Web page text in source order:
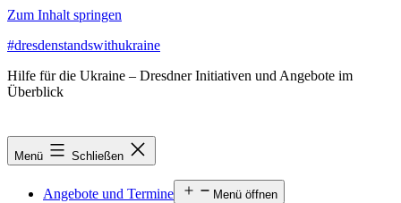
Zum Inhalt springen
#dresdenstandswithukraine
Hilfe für die Ukraine – Dresdner Initiativen und Angebote im
Überblick
Menü Schließen
Angebote und Termine Menü öffnen